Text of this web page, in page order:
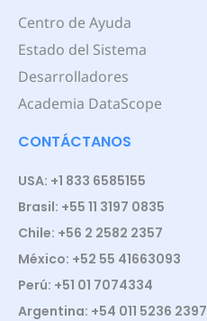
Centro de Ayuda
Estado del Sistema
Desarrolladores
Academia DataScope
CONTÁCTANOS
USA: +1 833 6585155
Brasil: +55 11 3197 0835
Chile: +56 2 2582 2357
México: +52 55 41663093
Perú: +51 01 7074334
Argentina: +54 011 5236 2397